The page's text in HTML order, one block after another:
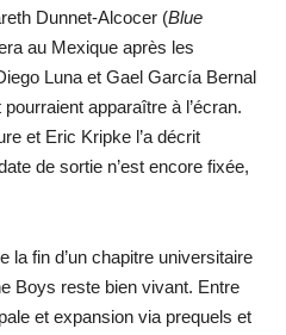
Dunnet-Alcocer (Blue
au Mexique après les
Luna et Gael García Bernal
apparaître à l’écran.
et Eric Kripke l’a décrit
de sortie n’est encore fixée,
la fin d’un chapitre universitaire
Boys reste bien vivant. Entre
et expansion via prequels et